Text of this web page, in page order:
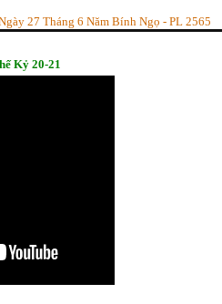
27 Tháng 6 Năm Bính Ngọ - PL 2565
Kỷ 20-21